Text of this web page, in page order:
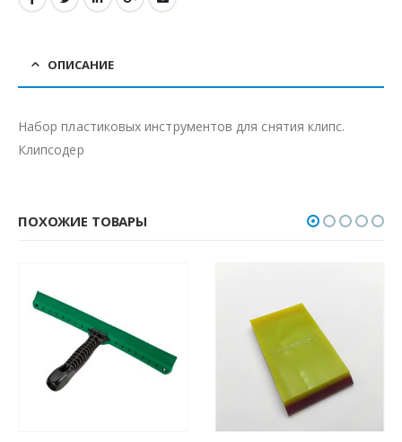
ОПИСАНИЕ
Набор пластиковых инструментов для снятия клипс.
Клипсодер
ПОХОЖИЕ ТОВАРЫ